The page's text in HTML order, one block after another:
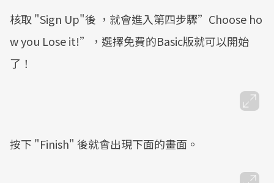
核取 "Sign Up"後 ，就會進入第四步驟”Choose ho
w you Lose it!”，選擇免費的Basic版就可以開始
了！
按下 "Finish" 後就會出現下面的畫面。